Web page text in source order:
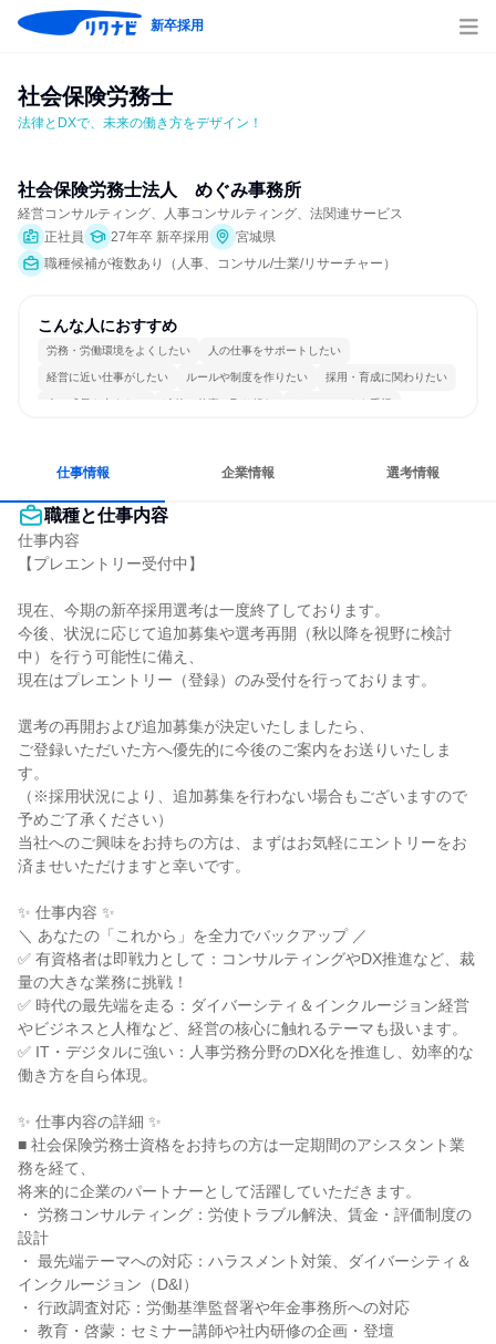
新卒採用
社会保険労務士
法律とDXで、未来の働き方をデザイン！
社会保険労務士法人　めぐみ事務所
経営コンサルティング、人事コンサルティング、法関連サービス
正社員
27年卒 新卒採用
宮城県
職種候補が複数あり（人事、コンサル/士業/リサーチャー）
こんな人におすすめ
労務・労働環境をよくしたい 人の仕事をサポートしたい
経営に近い仕事がしたい ルールや制度を作りたい 採用・育成に関わりたい
人の成長を支えたい 冷静に仕事に取り組む チームワークを重視
仕事情報 企業情報 選考情報
職種と仕事内容
仕事内容
【プレエントリー受付中】
現在、今期の新卒採用選考は一度終了しております。
今後、状況に応じて追加募集や選考再開（秋以降を視野に検討
中）を行う可能性に備え、
現在はプレエントリー（登録）のみ受付を行っております。
選考の再開および追加募集が決定いたしましたら、
ご登録いただいた方へ優先的に今後のご案内をお送りいたしま
す。
（※採用状況により、追加募集を行わない場合もございますので
予めご了承ください）
当社へのご興味をお持ちの方は、まずはお気軽にエントリーをお
済ませいただけますと幸いです。
✨ 仕事内容 ✨
＼ あなたの「これから」を全力でバックアップ ／
✅ 有資格者は即戦力として：コンサルティングやDX推進など、裁
量の大きな業務に挑戦！
✅ 時代の最先端を走る：ダイバーシティ＆インクルージョン経営
やビジネスと人権など、経営の核心に触れるテーマも扱います。
✅ IT・デジタルに強い：人事労務分野のDX化を推進し、効率的な
働き方を自ら体現。
✨ 仕事内容の詳細 ✨
■ 社会保険労務士資格をお持ちの方は一定期間のアシスタント業
務を経て、
将来的に企業のパートナーとして活躍していただきます。
・ 労務コンサルティング：労使トラブル解決、賃金・評価制度の
設計
・ 最先端テーマへの対応：ハラスメント対策、ダイバーシティ＆
インクルージョン（D&I）
・ 行政調査対応：労働基準監督署や年金事務所への対応
・ 教育・啓蒙：セミナー講師や社内研修の企画・登壇